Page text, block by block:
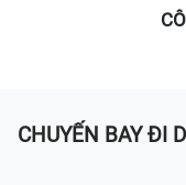
CHUYẾN BAY ĐI